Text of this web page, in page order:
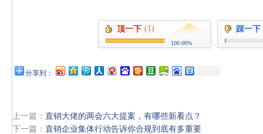
顶一下 (1)
100.00%
踩一下
分享到：
上一篇： 直销大佬的两会六大提案，有哪些新看点？
下一篇： 直销企业集体行动告诉你合规到底有多重要